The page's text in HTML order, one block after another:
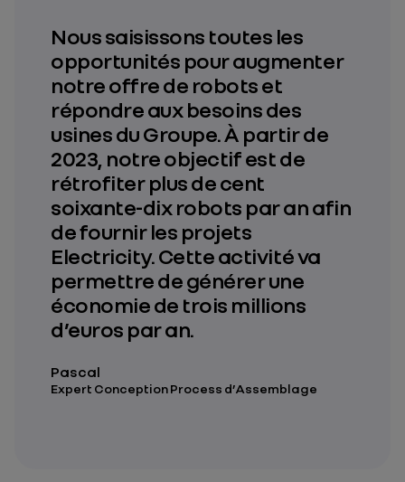
Nous saisissons toutes les
opportunités pour augmenter
notre offre de robots et
répondre aux besoins des
usines du Groupe. À partir de
2023, notre objectif est de
rétrofiter plus de cent
soixante-dix robots par an afin
de fournir les projets
Electricity. Cette activité va
permettre de générer une
économie de trois millions
d’euros par an.
Pascal
Expert Conception Process d’Assemblage